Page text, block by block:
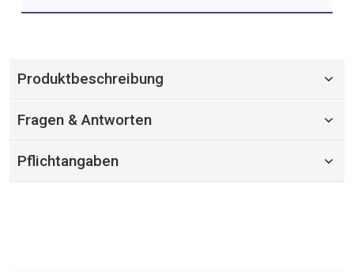
Produktbeschreibung
Fragen & Antworten
Pflichtangaben